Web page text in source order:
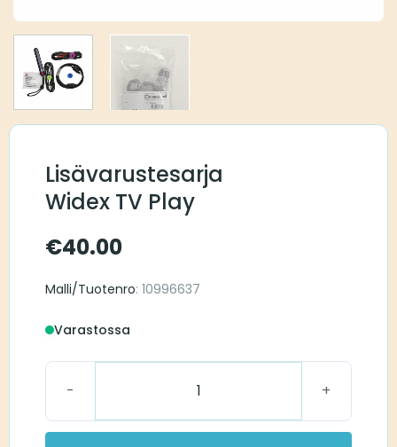
Lisävarustesarja
Widex TV Play
€40.00
Malli/Tuotenro: 10996637
Varastossa
Lisävarustesarja Widex TV Play määrä